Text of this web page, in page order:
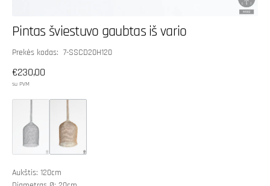
Pintas šviestuvo gaubtas iš vario
SKU:
Prekės kodas: 7-SSCD20H120
Įprasta
kaina
€230,00
su PVM
Aukštis: 120cm